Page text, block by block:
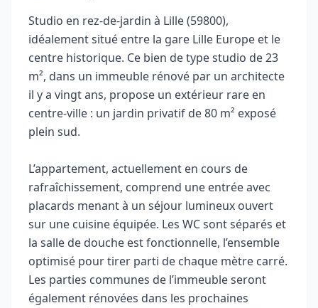
Studio en rez-de-jardin à Lille (59800),
idéalement situé entre la gare Lille Europe et le
centre historique. Ce bien de type studio de 23
m², dans un immeuble rénové par un architecte
il y a vingt ans, propose un extérieur rare en
centre-ville : un jardin privatif de 80 m² exposé
plein sud.
L’appartement, actuellement en cours de
rafraîchissement, comprend une entrée avec
placards menant à un séjour lumineux ouvert
sur une cuisine équipée. Les WC sont séparés et
la salle de douche est fonctionnelle, l’ensemble
optimisé pour tirer parti de chaque mètre carré.
Les parties communes de l’immeuble seront
également rénovées dans les prochaines